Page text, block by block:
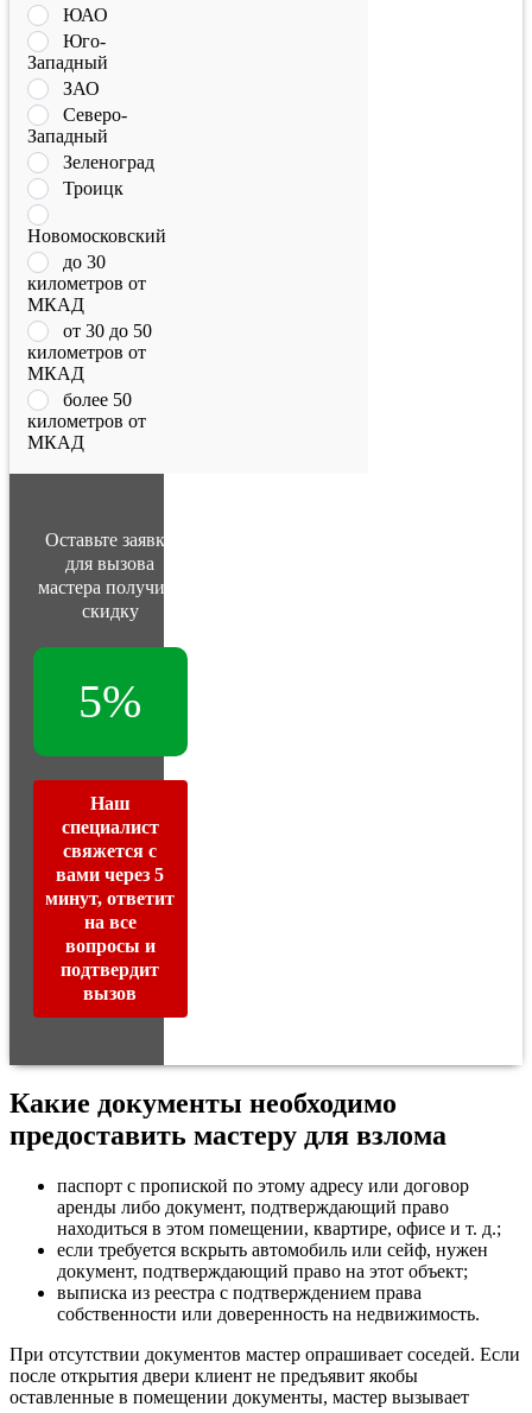
ЮАО
Юго-
Западный
ЗАО
Северо-
Западный
Зеленоград
Троицк
Новомосковский
до 30
километров от
МКАД
от 30 до 50
километров от
МКАД
более 50
километров от
МКАД
Оставьте заявку
для вызова
мастера получите
скидку
5%
Наш
специалист
свяжется с
вами через 5
минут, ответит
на все
вопросы и
подтвердит
вызов
Какие документы необходимо
предоставить мастеру для взлома
паспорт с пропиской по этому адресу или договор
аренды либо документ, подтверждающий право
находиться в этом помещении, квартире, офисе и т. д.;
если требуется вскрыть автомобиль или сейф, нужен
документ, подтверждающий право на этот объект;
выписка из реестра с подтверждением права
собственности или доверенность на недвижимость.
При отсутствии документов мастер опрашивает соседей. Если
после открытия двери клиент не предъявит якобы
оставленные в помещении документы, мастер вызывает